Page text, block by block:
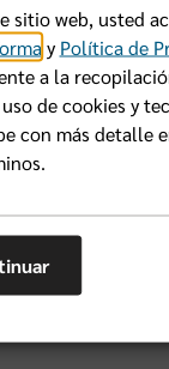
en
Medicare
a los
al
sitio web, usted
y Política de
a la
de cookies y
con más detalle